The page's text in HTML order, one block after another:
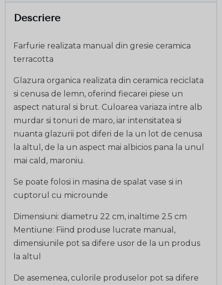
Descriere
Farfurie realizata manual din gresie ceramica
terracotta
Glazura organica realizata din ceramica reciclata
si cenusa de lemn, oferind fiecarei piese un
aspect natural si brut. Culoarea variaza intre alb
murdar si tonuri de maro, iar intensitatea si
nuanta glazurii pot diferi de la un lot de cenusa
la altul, de la un aspect mai albicios pana la unul
mai cald, maroniu.
Se poate folosi in masina de spalat vase si in
cuptorul cu microunde
Dimensiuni: diametru 22 cm, inaltime 2.5 cm
Mentiune: Fiind produse lucrate manual,
dimensiunile pot sa difere usor de la un produs
la altul
De asemenea, culorile produselor pot sa difere